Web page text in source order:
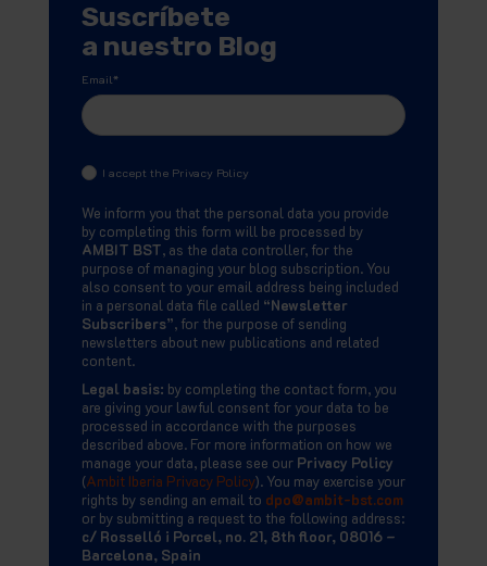
Suscríbete
a nuestro Blog
Email*
I accept the Privacy Policy
We inform you that the personal data you provide
by completing this form will be processed by
AMBIT BST, as the data controller, for the
purpose of managing your blog subscription. You
also consent to your email address being included
in a personal data file called “Newsletter
Subscribers”, for the purpose of sending
newsletters about new publications and related
content.
Legal basis: by completing the contact form, you
are giving your lawful consent for your data to be
processed in accordance with the purposes
described above. For more information on how we
manage your data, please see our Privacy Policy
(Ambit Iberia Privacy Policy). You may exercise your
rights by sending an email to dpo@ambit-bst.com
or by submitting a request to the following address:
c/ Rosselló i Porcel, no. 21, 8th floor, 08016 –
Barcelona, Spain